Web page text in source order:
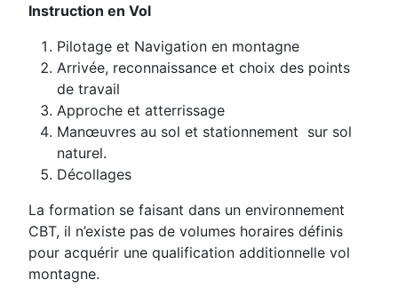
Instruction en Vol
Pilotage et Navigation en montagne
Arrivée, reconnaissance et choix des points
de travail
Approche et atterrissage
Manœuvres au sol et stationnement sur sol
naturel.
Décollages
La formation se faisant dans un environnement
CBT, il n’existe pas de volumes horaires définis
pour acquérir une qualification additionnelle vol
montagne.